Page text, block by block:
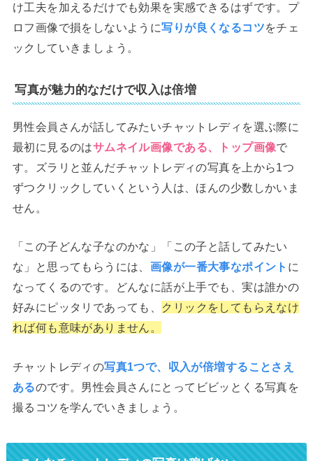
け工夫を加えるだけでも効果を実感できるはずです。プ
ロフ画像で損をしないように写りが良くなるコツをチェ
ックしていきましょう。
写真が魅力的なだけで収入は倍増
男性会員さんが話してみたいチャットレディを選ぶ際に
最初に見るのはサムネイル画像である、トップ画像で
す。ズラリと並んだチャットレディの写真を上から1つ
ずつクリックしていくという人は、ほんの少数しかいま
せん。
「この子どんな子なのかな」「この子と話してみたい
な」と思ってもらうには、 画像が一番大事なポイント に
なってくるのです。どんなに話が上手でも、実は誰かの
好みにピッタリであっても、 クリックをしてもらえなけ
れば何も意味がありません。
チャットレディの写真1つで、収入が倍増することさえ
あるのです。男性会員さんにとってビビッとくる写真を
撮るコツを学んでいきましょう。